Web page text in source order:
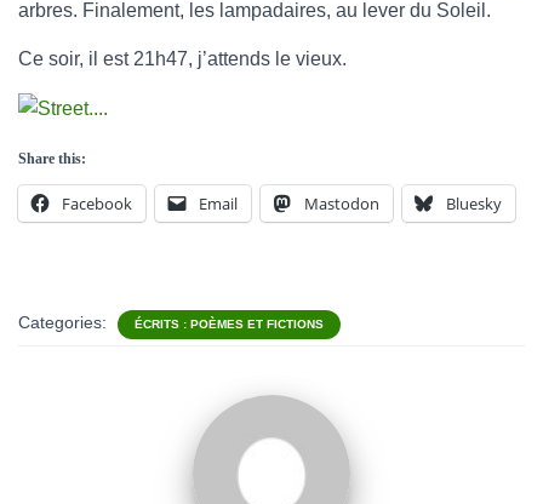
arbres. Finalement, les lampadaires, au lever du Soleil.
Ce soir, il est 21h47, j’attends le vieux.
Share this:
Facebook Email Mastodon Bluesky
Categories: ÉCRITS : POÈMES ET FICTIONS